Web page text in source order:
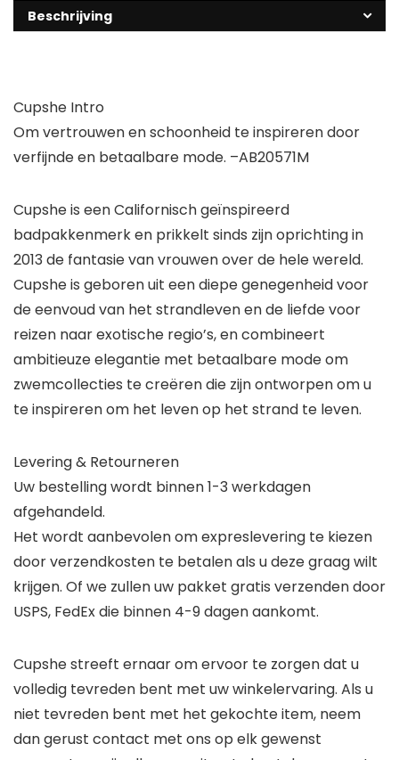
Beschrijving
Cupshe Intro
Om vertrouwen en schoonheid te inspireren door
verfijnde en betaalbare mode. –AB20571M
Cupshe is een Californisch geïnspireerd
badpakkenmerk en prikkelt sinds zijn oprichting in
2013 de fantasie van vrouwen over de hele wereld.
Cupshe is geboren uit een diepe genegenheid voor
de eenvoud van het strandleven en de liefde voor
reizen naar exotische regio’s, en combineert
ambitieuze elegantie met betaalbare mode om
zwemcollecties te creëren die zijn ontworpen om u
te inspireren om het leven op het strand te leven.
Levering & Retourneren
Uw bestelling wordt binnen 1-3 werkdagen
afgehandeld.
Het wordt aanbevolen om expreslevering te kiezen
door verzendkosten te betalen als u deze graag wilt
krijgen. Of we zullen uw pakket gratis verzenden door
USPS, FedEx die binnen 4-9 dagen aankomt.
Cupshe streeft ernaar om ervoor te zorgen dat u
volledig tevreden bent met uw winkelervaring. Als u
niet tevreden bent met het gekochte item, neem
dan gerust contact met ons op elk gewenst